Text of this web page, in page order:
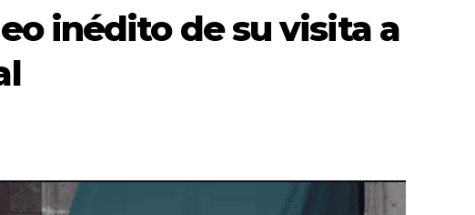
inédito de su visita a